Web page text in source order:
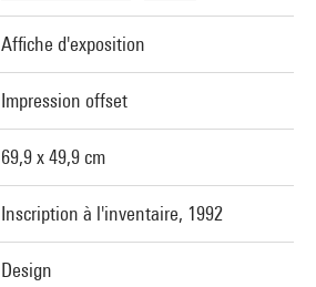
Affiche d'exposition
Impression offset
69,9 x 49,9 cm
Inscription à l'inventaire, 1992
Design